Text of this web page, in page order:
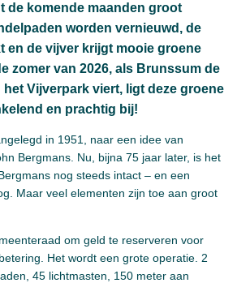
de komende maanden groot
worden vernieuwd, de
en de vijver krijgt mooie groene
zomer van 2026, als Brunssum de
het Vijverpark viert, ligt deze groene
en prachtig bij!
in 1951, naar een idee van
Bergmans. Nu, bijna 75 jaar later, is het
nog steeds intact – en een
Maar veel elementen zijn toe aan groot
om geld te reserveren voor
Het wordt een grote operatie. 2
45 lichtmasten, 150 meter aan